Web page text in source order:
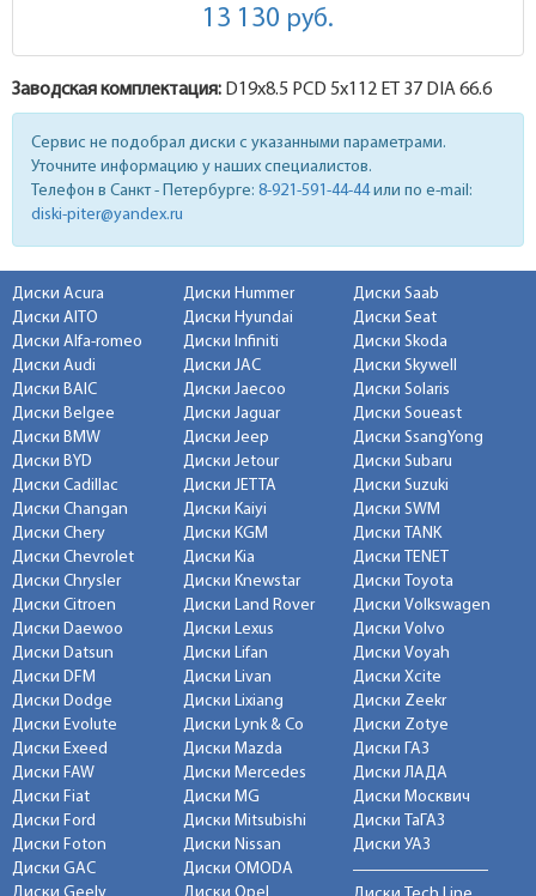
13 130 руб.
Заводская комплектация: D19x8.5 PCD 5x112 ET 37 DIA 66.6
Сервис не подобрал диски с указанными параметрами.
Уточните информацию у наших специалистов.
Телефон в Санкт - Петербурге: 8-921-591-44-44или по e-mail:
diski-piter@yandex.ru
Диски Acura
Диски AITO
Диски Alfa-romeo
Диски Audi
Диски BAIC
Диски Belgee
Диски BMW
Диски BYD
Диски Cadillac
Диски Changan
Диски Chery
Диски Chevrolet
Диски Chrysler
Диски Citroen
Диски Daewoo
Диски Datsun
Диски DFM
Диски Dodge
Диски Evolute
Диски Exeed
Диски FAW
Диски Fiat
Диски Ford
Диски Foton
Диски GAC
Диски Hummer
Диски Hyundai
Диски Infiniti
Диски JAC
Диски Jaecoo
Диски Jaguar
Диски Jeep
Диски Jetour
Диски JETTA
Диски Kaiyi
Диски KGM
Диски Kia
Диски Knewstar
Диски Land Rover
Диски Lexus
Диски Lifan
Диски Livan
Диски Lixiang
Диски Lynk & Co
Диски Mazda
Диски Mercedes
Диски MG
Диски Mitsubishi
Диски Nissan
Диски OMODA
Диски Saab
Диски Seat
Диски Skoda
Диски Skywell
Диски Solaris
Диски Soueast
Диски SsangYong
Диски Subaru
Диски Suzuki
Диски SWM
Диски TANK
Диски TENET
Диски Toyota
Диски Volkswagen
Диски Volvo
Диски Voyah
Диски Xcite
Диски Zeekr
Диски Zotye
Диски ГАЗ
Диски ЛАДА
Диски Москвич
Диски ТаГАЗ
Диски УАЗ